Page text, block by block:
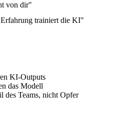
von dir"
trainiert die KI"
KI-Outputs
das Modell
des Teams, nicht Opfer